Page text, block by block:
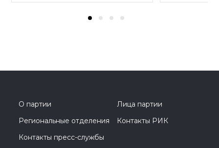
О партии
Лица партии
Региональные отделения
Контакты РИК
Контакты пресс-службы